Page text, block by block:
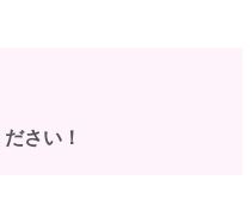
さい！